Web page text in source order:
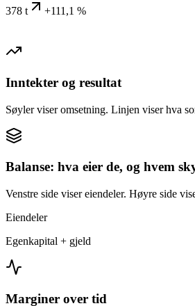
378 t
+111,1 %
Inntekter og resultat
Søyler viser omsetning. Linjen viser hva
Balanse: hva eier de, og hvem
Venstre side viser eiendeler. Høyre side
Eiendeler
Egenkapital + gjeld
Marginer over tid